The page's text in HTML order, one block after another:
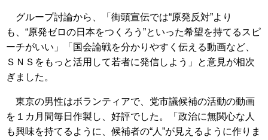
グループ討論から、「街頭宣伝では“原発反対”より
も、“原発ゼロの日本をつくろう”といった希望を持てるスピ
ーチがいい」「国会論戦を分かりやすく伝える動画など、
ＳＮＳをもっと活用して若者に発信しよう」と意見が相次
ぎました。
東京の男性はボランティアで、党市議候補の活動の動画
を１カ月間毎日作製し、好評でした。「政治に無関心な人
も興味を持てるように、候補者の“人”が見えるように作りま